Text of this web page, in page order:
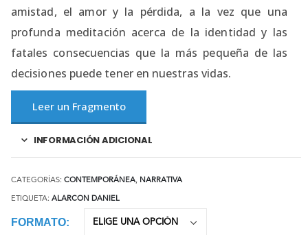
amistad, el amor y la pérdida, a la vez que una
profunda meditación acerca de la identidad y las
fatales consecuencias que la más pequeña de las
decisiones puede tener en nuestras vidas.
Leer un Fragmento
INFORMACIÓN ADICIONAL
CATEGORÍAS: CONTEMPORÁNEA, NARRATIVA
ETIQUETA: ALARCON DANIEL
FORMATO